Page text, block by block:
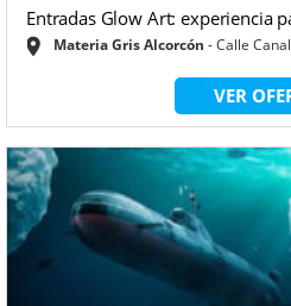
Entradas Glow Art: experiencia
Materia Gris Alcorcón Calle
VER